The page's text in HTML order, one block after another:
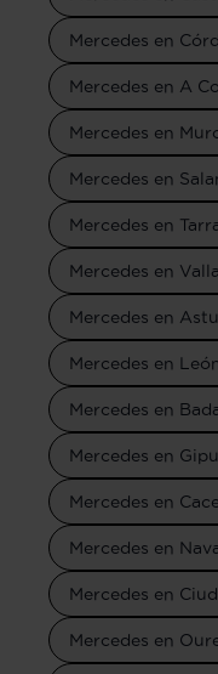
Mercedes en
Mercedes en A
Mercedes en
Mercedes en
Mercedes en
Mercedes en
Mercedes en
Mercedes en
Mercedes en
Mercedes en
Mercedes en
Mercedes en
Mercedes en
Mercedes en